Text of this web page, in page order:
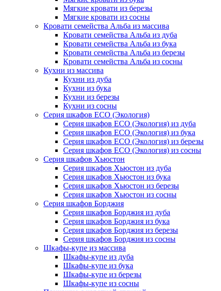
Мягкие кровати из березы
Мягкие кровати из сосны
Кровати семейства Альба из массива
Кровати семейства Альба из дуба
Кровати семейства Альба из бука
Кровати семейства Альба из березы
Кровати семейства Альба из сосны
Кухни из массива
Кухни из дуба
Кухни из бука
Кухни из березы
Кухни из сосны
Серия шкафов ECO (Экология)
Серия шкафов ECO (Экология) из дуба
Серия шкафов ECO (Экология) из бука
Серия шкафов ECO (Экология) из березы
Серия шкафов ECO (Экология) из сосны
Серия шкафов Хьюстон
Серия шкафов Хьюстон из дуба
Серия шкафов Хьюстон из бука
Серия шкафов Хьюстон из березы
Серия шкафов Хьюстон из сосны
Серия шкафов Борджия
Серия шкафов Борджия из дуба
Серия шкафов Борджия из бука
Серия шкафов Борджия из березы
Серия шкафов Борджия из сосны
Шкафы-купе из массива
Шкафы-купе из дуба
Шкафы-купе из бука
Шкафы-купе из березы
Шкафы-купе из сосны